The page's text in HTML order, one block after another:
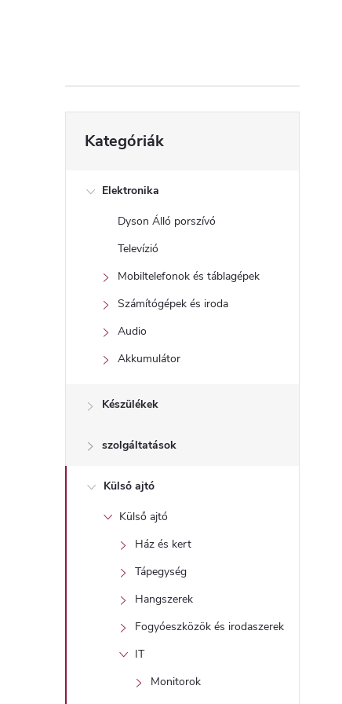
l
sátugrása
Kategóriák
Elektronika
Dyson Álló porszívó
Televízió
Mobiltelefonok és táblagépek
Számítógépek és iroda
Audio
Akkumulátor
Készülékek
szolgáltatások
Külső ajtó
Külső ajtó
Ház és kert
Tápegység
Hangszerek
Fogyóeszközök és irodaszerek
IT
Monitorok